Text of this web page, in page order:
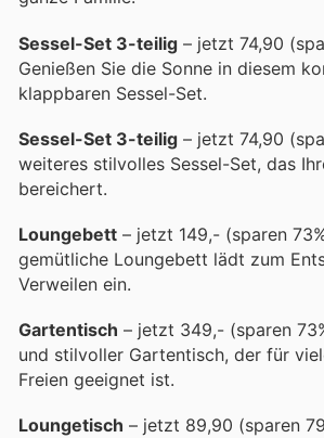
Sessel-Set 3-teilig – jetzt 74,90
Genießen Sie die Sonne in diesem
klappbaren Sessel-Set.
Sessel-Set 3-teilig – jetzt 74,90
weiteres stilvolles Sessel-Set, das
bereichert.
Loungebett – jetzt 149,- (sparen
gemütliche Loungebett lädt zum
Verweilen ein.
Gartentisch – jetzt 349,- (sparen
und stilvoller Gartentisch, der für
Freien geeignet ist.
Loungetisch – jetzt 89,90 (sparen